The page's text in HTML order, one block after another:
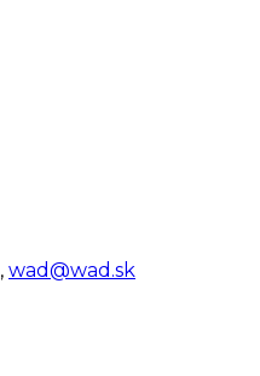
, wad@wad.sk